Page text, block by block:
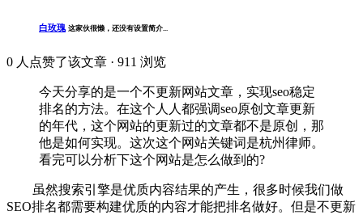
白玫瑰 这家伙很懒，还没有设置简介...
0 人点赞了该文章 · 911 浏览
今天分享的是一个不更新网站文章，实现seo稳定
排名的方法。在这个人人都强调seo原创文章更新
的年代，这个网站的更新过的文章都不是原创，那
他是如何实现。这次这个网站关键词是杭州律师。
看完可以分析下这个网站是怎么做到的?
虽然搜索引擎是优质内容结果的产生，很多时候我们做
SEO排名都需要构建优质的内容才能把排名做好。但是不更新